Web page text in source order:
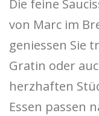
Die feine
von Marc im
geniessen Sie
Gratin oder
herzhaften
Essen passen